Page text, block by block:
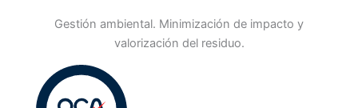
Gestión ambiental. Minimización de impacto y
valorización del residuo.